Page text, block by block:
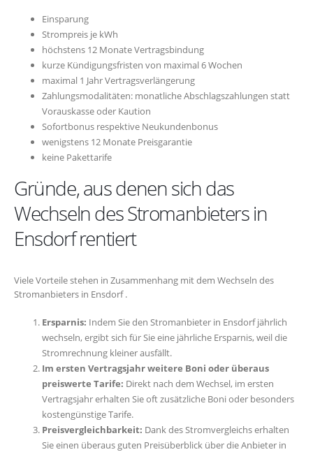
Einsparung
Strompreis je kWh
höchstens 12 Monate Vertragsbindung
kurze Kündigungsfristen von maximal 6 Wochen
maximal 1 Jahr Vertragsverlängerung
Zahlungsmodalitäten: monatliche Abschlagszahlungen statt
Vorauskasse oder Kaution
Sofortbonus respektive Neukundenbonus
wenigstens 12 Monate Preisgarantie
keine Pakettarife
Gründe, aus denen sich das
Wechseln des Stromanbieters in
Ensdorf rentiert
Viele Vorteile stehen in Zusammenhang mit dem Wechseln des
Stromanbieters in Ensdorf .
Ersparnis: Indem Sie den Stromanbieter in Ensdorf jährlich
wechseln, ergibt sich für Sie eine jährliche Ersparnis, weil die
Stromrechnung kleiner ausfällt.
Im ersten Vertragsjahr weitere Boni oder überaus
preiswerte Tarife: Direkt nach dem Wechsel, im ersten
Vertragsjahr erhalten Sie oft zusätzliche Boni oder besonders
kostengünstige Tarife.
Preisvergleichbarkeit: Dank des Stromvergleichs erhalten
Sie einen überaus guten Preisüberblick über die Anbieter in